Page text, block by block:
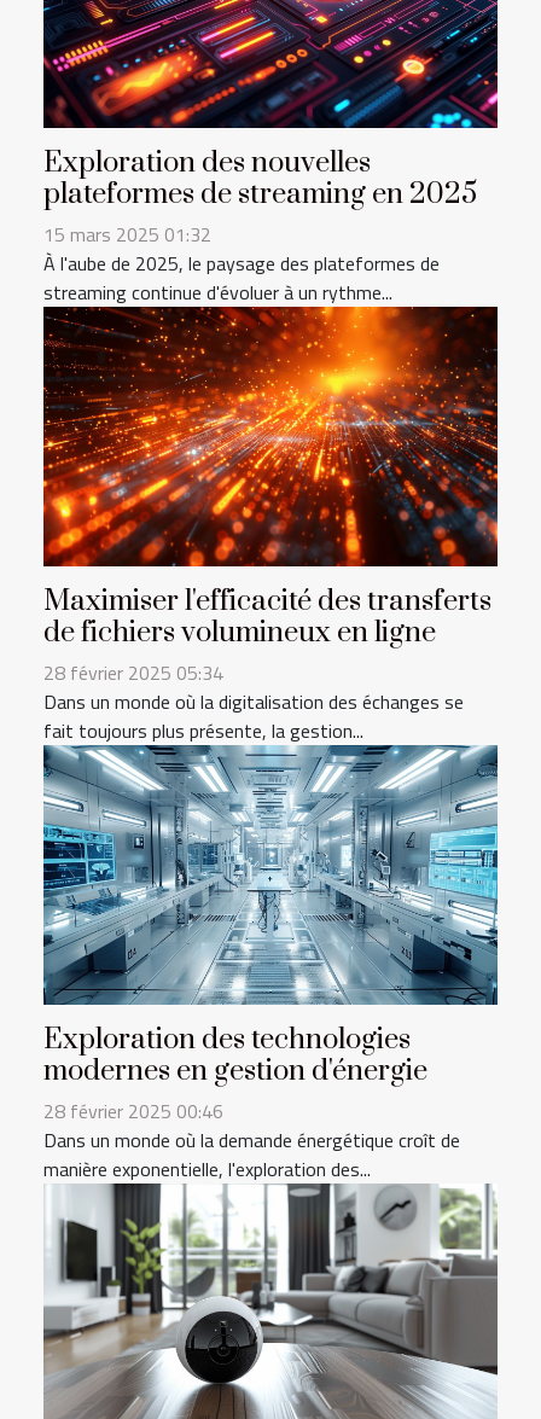
Exploration des nouvelles
plateformes de streaming en 2025
15 mars 2025 01:32
À l'aube de 2025, le paysage des plateformes de
streaming continue d'évoluer à un rythme...
Maximiser l'efficacité des transferts
de fichiers volumineux en ligne
28 février 2025 05:34
Dans un monde où la digitalisation des échanges se
fait toujours plus présente, la gestion...
Exploration des technologies
modernes en gestion d'énergie
28 février 2025 00:46
Dans un monde où la demande énergétique croît de
manière exponentielle, l'exploration des...